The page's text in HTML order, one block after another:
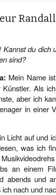
Kannst du dich
sind?
Mein Name
Künstler. Als
aber ich
in einer
Licht auf und
was ich
an einem
abends und
nach und